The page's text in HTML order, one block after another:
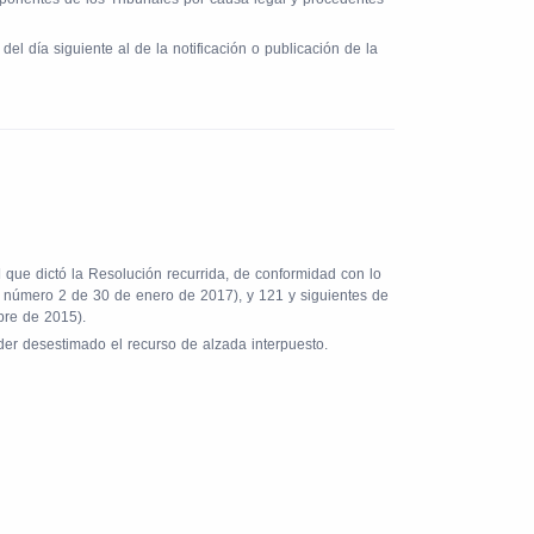
día siguiente al de la notificación o publicación de la
dictó la Resolución recurrida, de conformidad con lo
2 de 30 de enero de 2017), y 121 y siguientes de
de 2015).
desestimado el recurso de alzada interpuesto.